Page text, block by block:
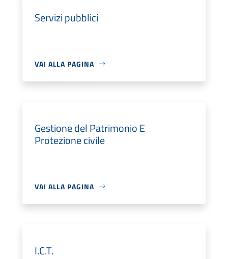
Servizi pubblici
VAI ALLA PAGINA
Gestione del Patrimonio E
Protezione civile
VAI ALLA PAGINA
I.C.T.